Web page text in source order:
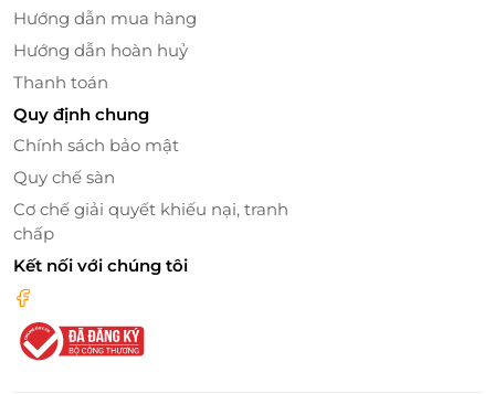
Hướng dẫn mua hàng
Hướng dẫn hoàn huỷ
Thanh toán
Quy định chung
Chính sách bảo mật
Quy chế sàn
Cơ chế giải quyết khiếu nại, tranh
chấp
Kết nối với chúng tôi